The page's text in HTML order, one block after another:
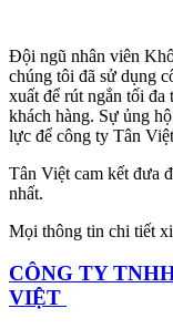
Đội ngũ nhân viên
chúng tôi đã sử dụng
xuất để rút ngắn tối
khách hàng. Sự ủng
lực để công ty Tân
Tân Việt cam kết đưa
nhất.
Mọi thông tin chi tiết
CÔNG TY
VIỆT